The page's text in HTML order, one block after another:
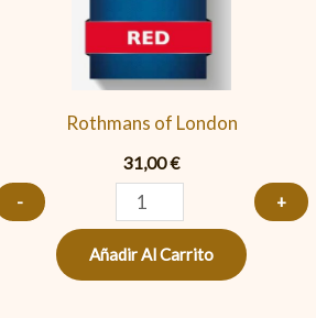
Rothmans of London
31,00€
-
+
Añadir Al Carrito